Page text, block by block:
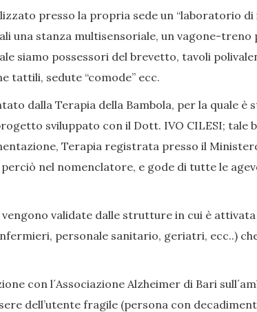
presso la propria sede un “laboratorio
una stanza multisensoriale, un vagone-
siamo possessori del brevetto, tavoli
tattili, sedute “comode” ecc.
dalla Terapia della Bambola, per la quale
sviluppato con il Dott. IVO CILESI;
Terapia registrata presso il
nel nomenclatore, e gode di tutte le
vengono validate dalle strutture in cui è
personale sanitario, geriatri, ecc..)
con l´Associazione Alzheimer di Bari
dell’utente fragile (persona con